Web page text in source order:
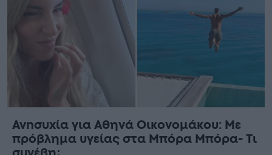
Ανnσυxία για Αθηνά Οικονομάκου: Με
πρόβλημα υγείας στα Μπόρα Μπόρα- Τι